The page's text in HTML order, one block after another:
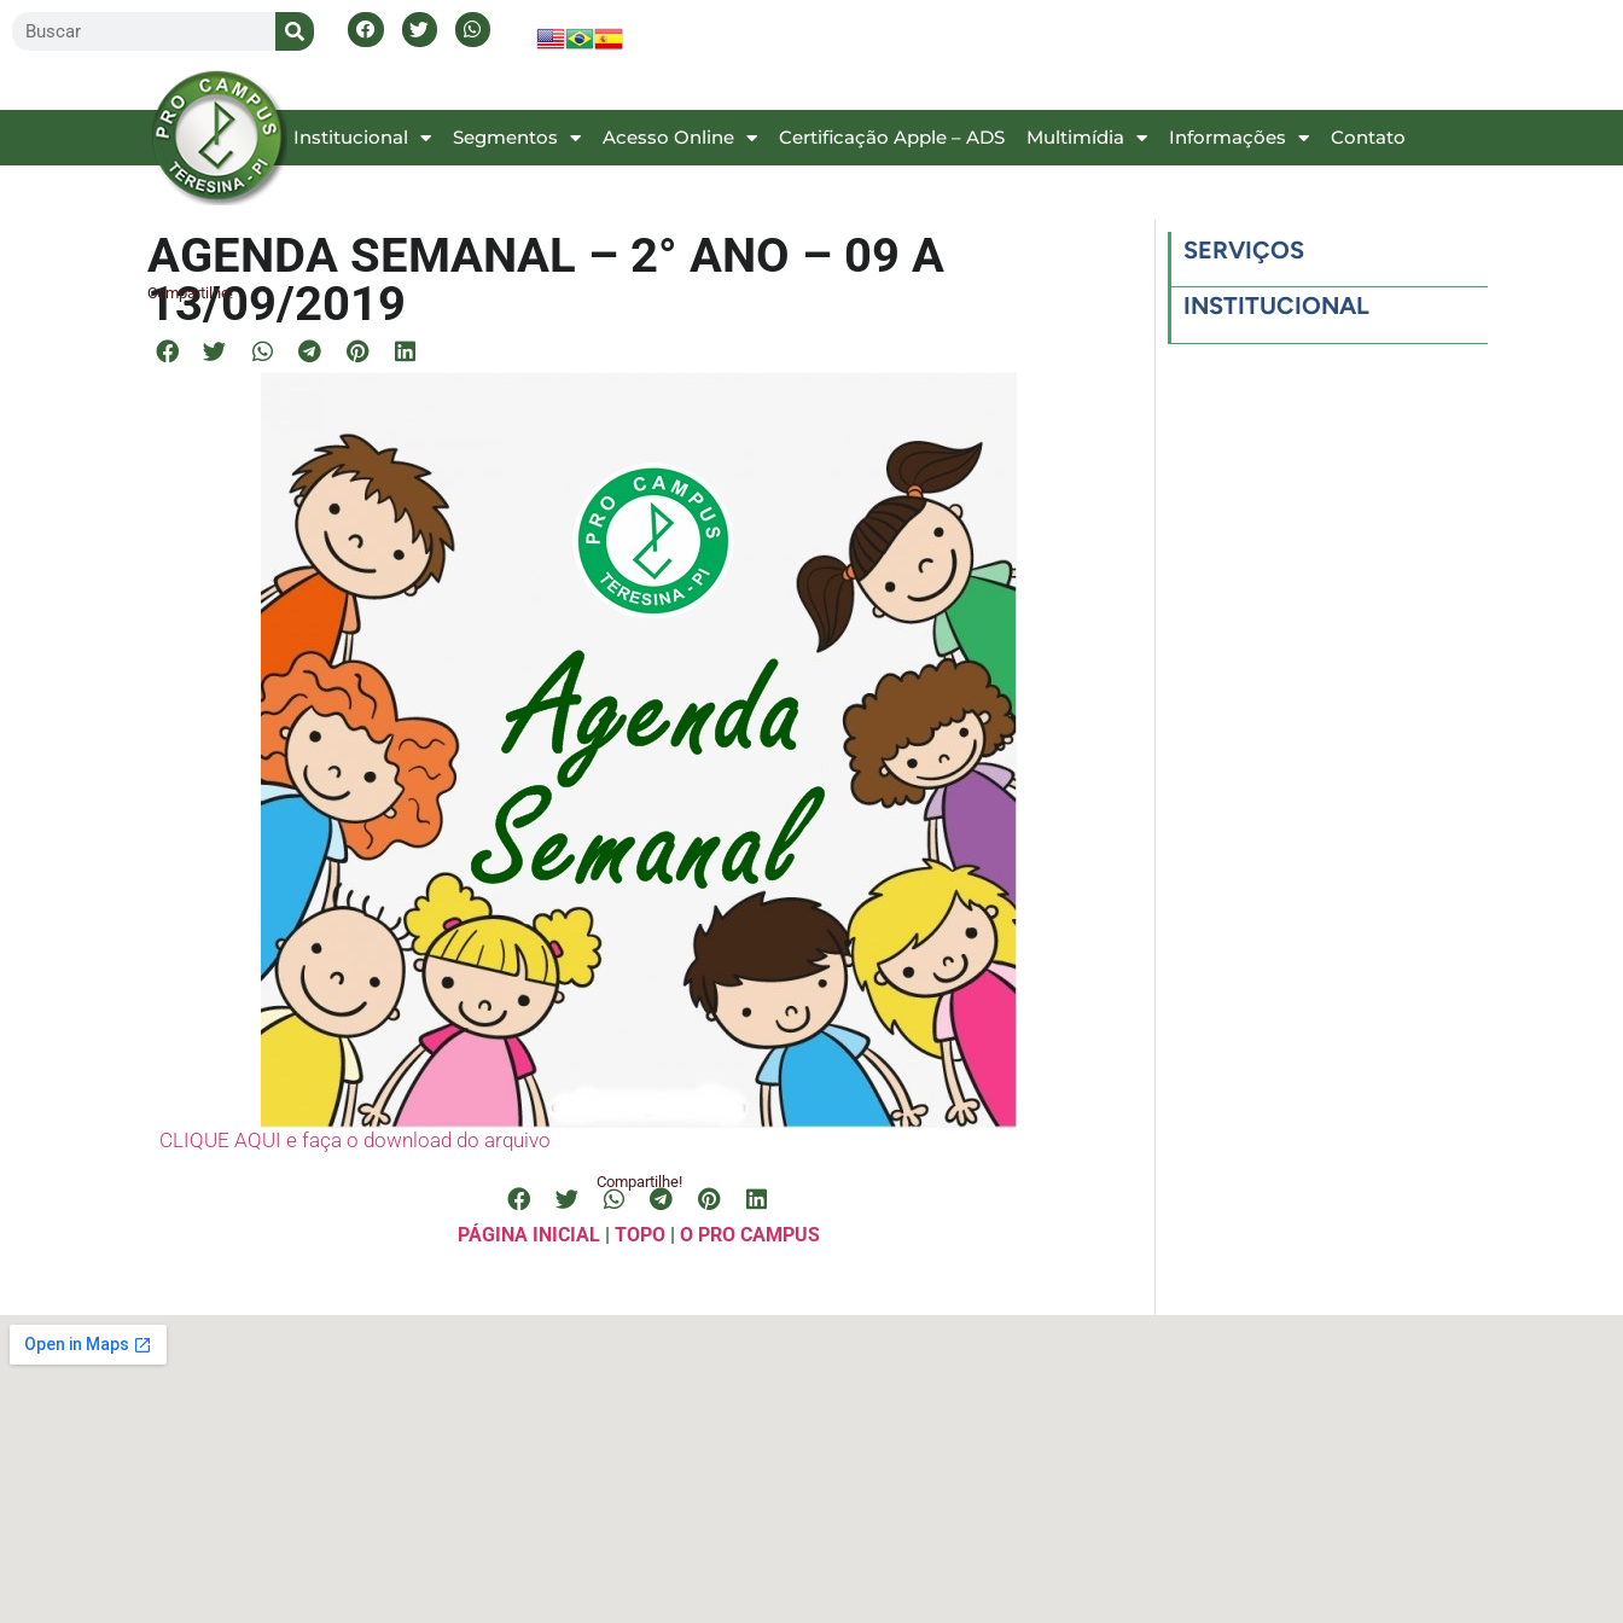
Inicial Institucional Segmentos Acesso Online Certificação Apple – ADS Multimídia Informações Contato
AGENDA SEMANAL – 2° ANO – 09 A
13/09/2019
Compartilhe!
CLIQUE AQUI e faça o download do arquivo
Compartilhe!
PÁGINA INICIAL | TOPO | O PRO CAMPUS
SERVIÇOS
INSTITUCIONAL